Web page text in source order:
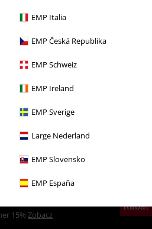
EMP Italia
EMP Česká Republika
EMP Schweiz
EMP Ireland
EMP Sverige
Large Nederland
EMP Slovensko
EMP España
Koszulki i Topy
i Topy
Rabat
15% Zobacz